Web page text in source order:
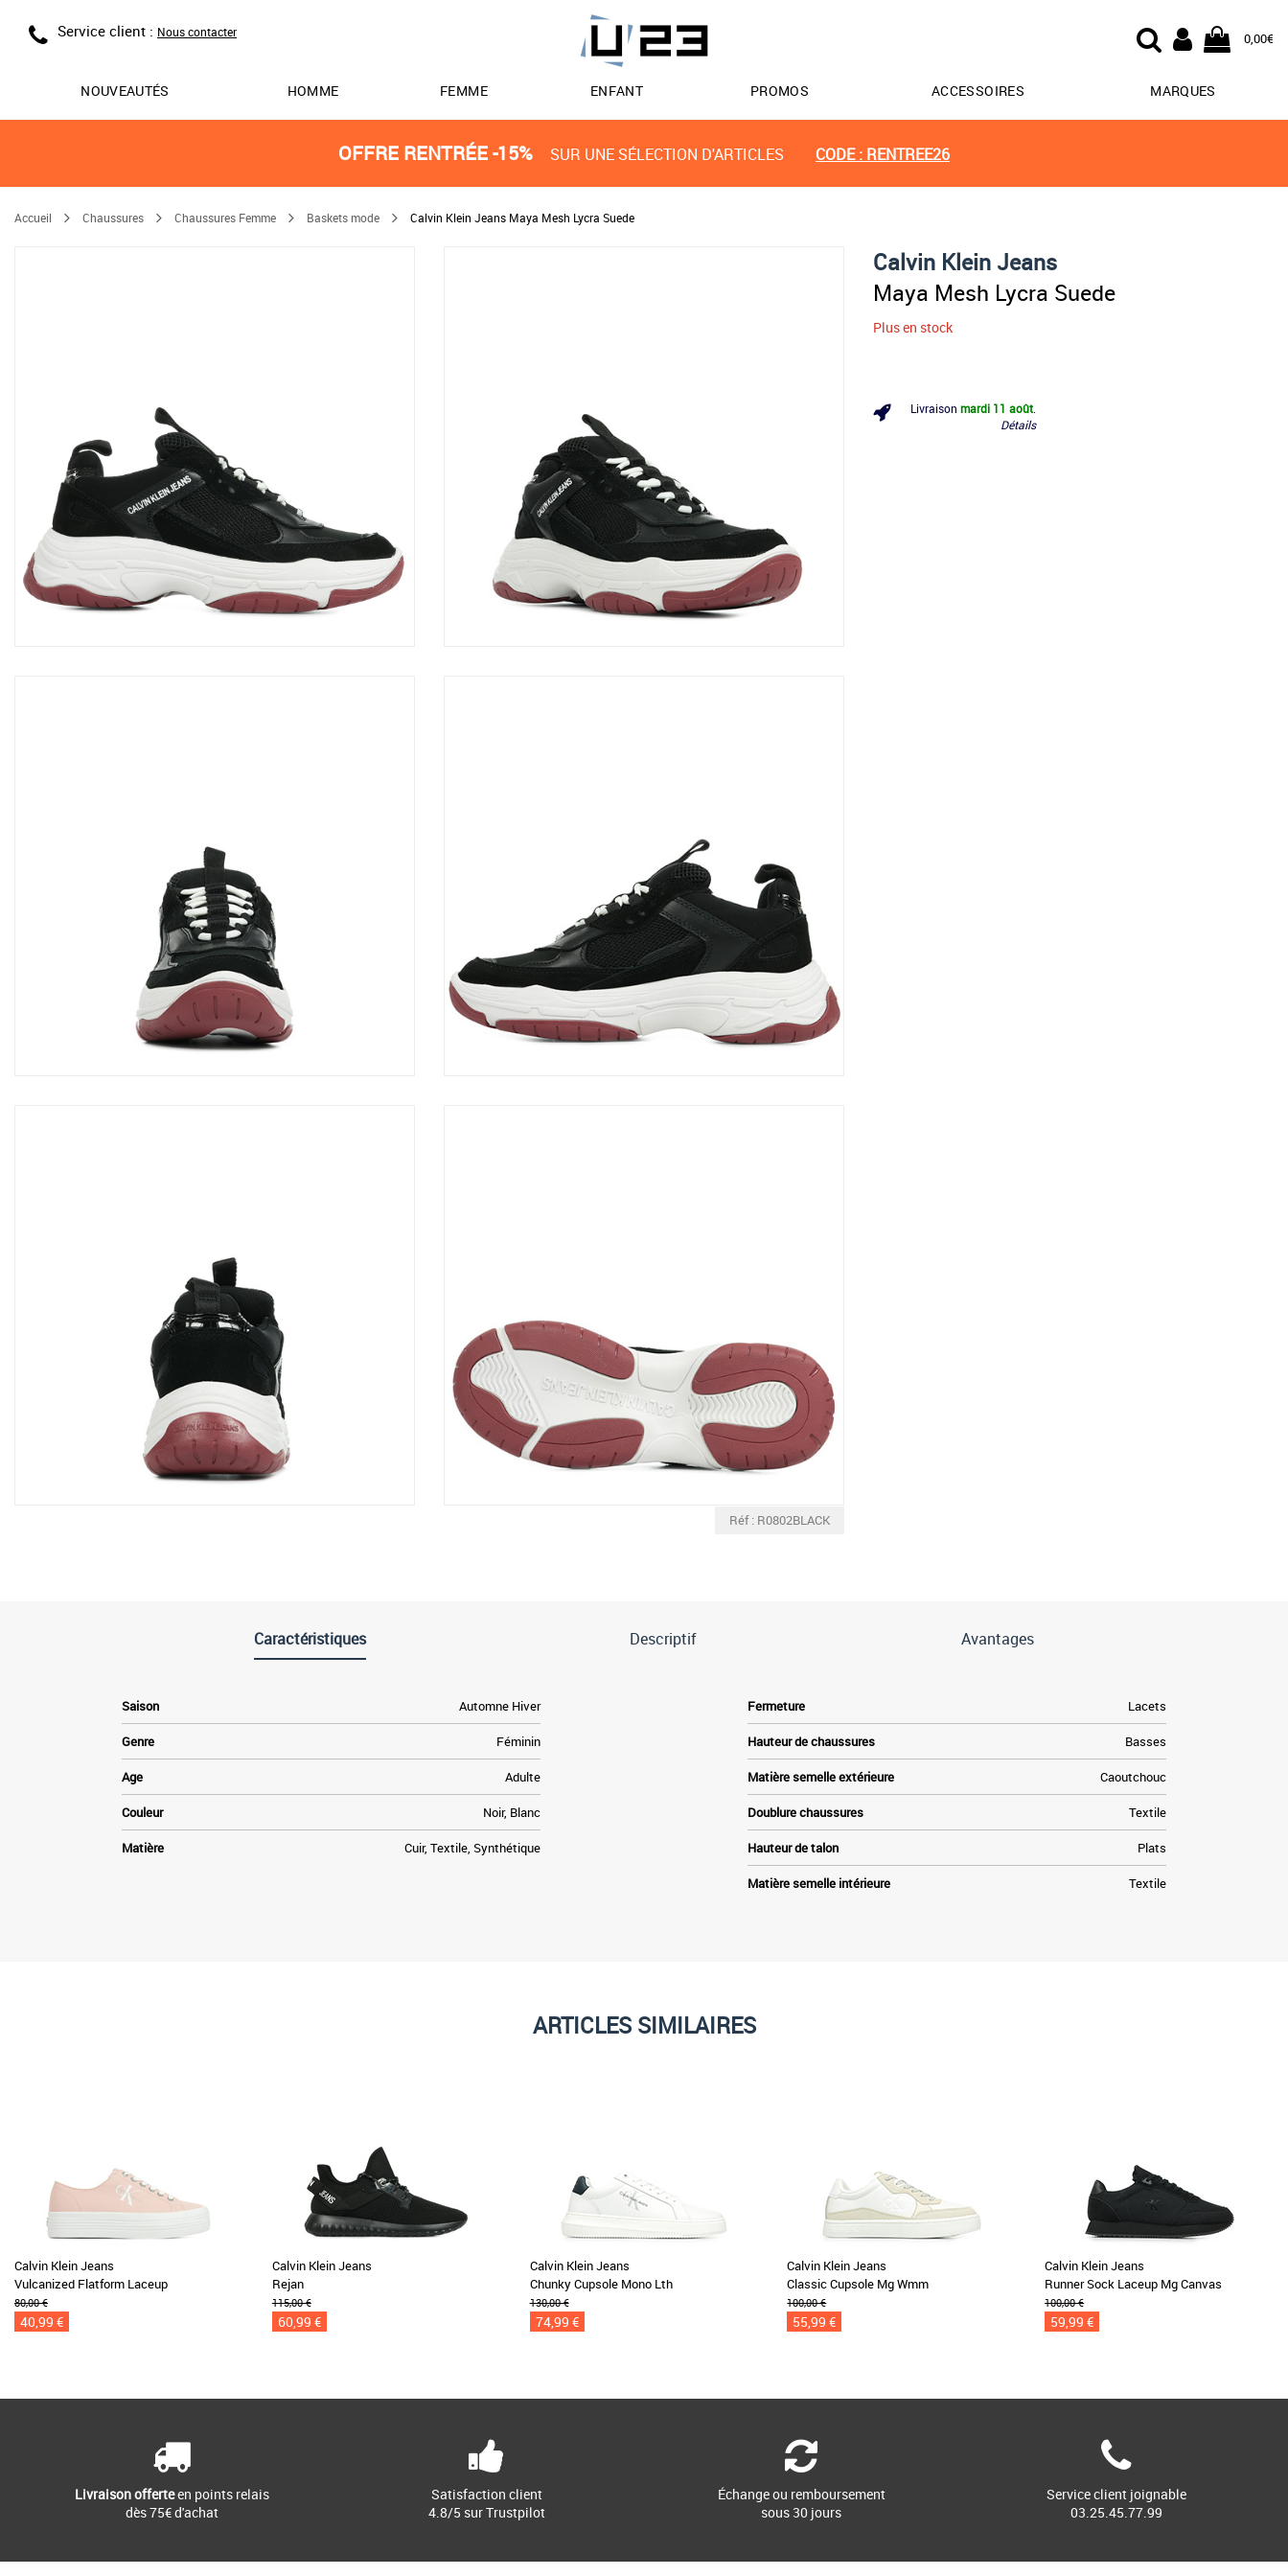
Service client : Nous contacter 0,00€
NOUVEAUTÉS HOMME FEMME ENFANT PROMOS ACCESSOIRES MARQUES
OFFRE RENTRÉE -15% SUR UNE SÉLECTION D'ARTICLES CODE : RENTREE26
Accueil Chaussures Chaussures Femme Baskets mode Calvin Klein Jeans Maya Mesh Lycra Suede
Réf : R0802BLACK
Calvin Klein Jeans
Maya Mesh Lycra Suede
Plus en stock
Livraison mardi 11 août
Détails
Caractéristiques Descriptif Avantages
Saison Automne Hiver
Genre Féminin
Age Adulte
Couleur Noir, Blanc
Matière Cuir, Textile, Synthétique
Fermeture Lacets
Hauteur de chaussures Basses
Matière semelle extérieure Caoutchouc
Doublure chaussures Textile
Hauteur de talon Plats
Matière semelle intérieure Textile
ARTICLES SIMILAIRES
Calvin Klein Jeans
Vulcanized Flatform Laceup
80,00 €
40,99 €
Calvin Klein Jeans
Rejan
115,00 €
60,99 €
Calvin Klein Jeans
Chunky Cupsole Mono Lth
130,00 €
74,99 €
Calvin Klein Jeans
Classic Cupsole Mg Wmm
100,00 €
55,99 €
Calvin Klein Jeans
Runner Sock Laceup Mg Canvas
100,00 €
59,99 €
Livraison offerteen points relais
dès 75€ d'achat
Satisfaction client
4.8/5 sur Trustpilot
Échange ou remboursement
sous 30 jours
Service client joignable
03.25.45.77.99